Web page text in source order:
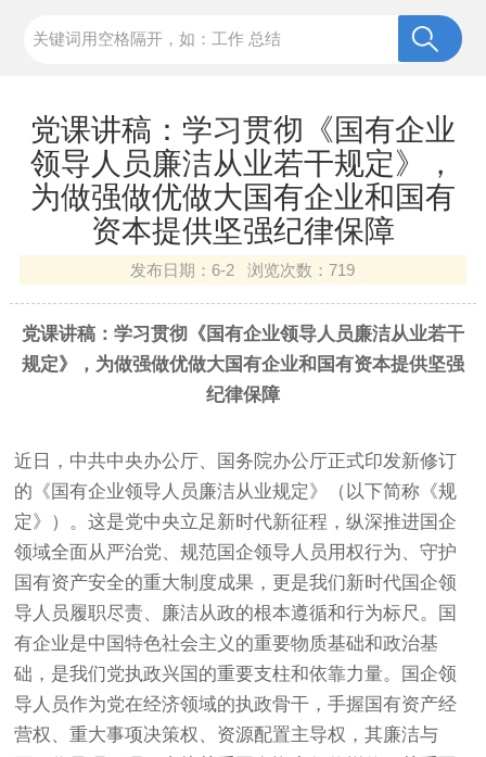
党课讲稿：学习贯彻《国有企业
领导人员廉洁从业若干规定》，
为做强做优做大国有企业和国有
资本提供坚强纪律保障
发布日期： 6-2 浏览次数：719
党课讲稿：学习贯彻《国有企业领导人员廉洁从业若干
规定》，为做强做优做大国有企业和国有资本提供坚强
纪律保障
近日，中共中央办公厅、国务院办公厅正式印发新修订
的《国有企业领导人员廉洁从业规定》（以下简称《规
定》）。这是党中央立足新时代新征程，纵深推进国企
领域全面从严治党、规范国企领导人员用权行为、守护
国有资产安全的重大制度成果，更是我们新时代国企领
导人员履职尽责、廉洁从政的根本遵循和行为标尺。国
有企业是中国特色社会主义的重要物质基础和政治基
础，是我们党执政兴国的重要支柱和依靠力量。国企领
导人员作为党在经济领域的执政骨干，手握国有资产经
营权、重大事项决策权、资源配置主导权，其廉洁与